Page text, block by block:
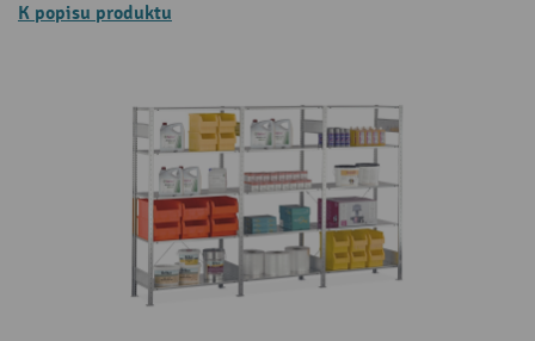
K popisu produktu